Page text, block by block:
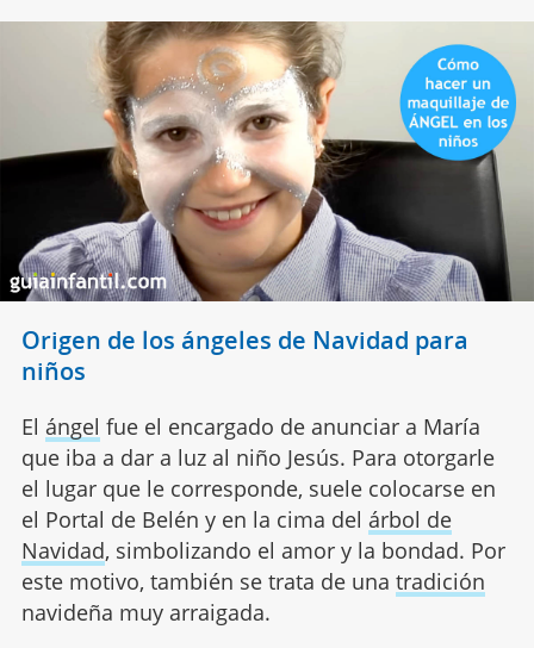
Origen de los ángeles de Navidad para
niños
El ángel fue el encargado de anunciar a María
que iba a dar a luz al niño Jesús. Para otorgarle
el lugar que le corresponde, suele colocarse en
el Portal de Belén y en la cima del árbol de
Navidad, simbolizando el amor y la bondad. Por
este motivo, también se trata de una tradición
navideña muy arraigada.